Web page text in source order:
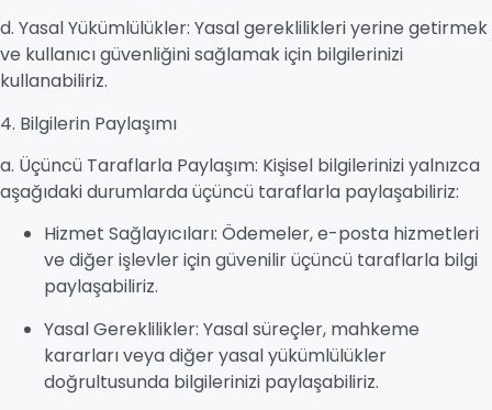
d. Yasal Yükümlülükler: Yasal gereklilikleri yerine getirmek
ve kullanıcı güvenliğini sağlamak için bilgilerinizi
kullanabiliriz.
4. Bilgilerin Paylaşımı
a. Üçüncü Taraflarla Paylaşım: Kişisel bilgilerinizi yalnızca
aşağıdaki durumlarda üçüncü taraflarla paylaşabiliriz:
Hizmet Sağlayıcıları: Ödemeler, e-posta hizmetleri
ve diğer işlevler için güvenilir üçüncü taraflarla bilgi
paylaşabiliriz.
Yasal Gereklilikler: Yasal süreçler, mahkeme
kararları veya diğer yasal yükümlülükler
doğrultusunda bilgilerinizi paylaşabiliriz.